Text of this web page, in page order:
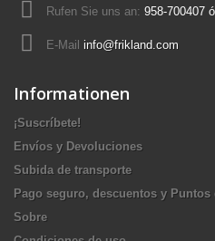
Rufen Sie uns an: 958-700407
E-Mail info@frikland.com
Informationen
¡Suscríbete!
Envíos y Devoluciones
Subida de transporte
Pago seguro, descuentos y Puntos
Sobre